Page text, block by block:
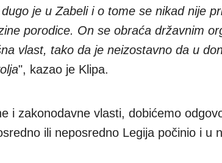
je u Zabeli i o tome se nikad nije
porodice. On se obraća državnim
vlast, tako da je neizostavno da u
", kazao je Klipa.
i zakonodavne vlasti, dobićemo
ili neposredno Legija počinio i u